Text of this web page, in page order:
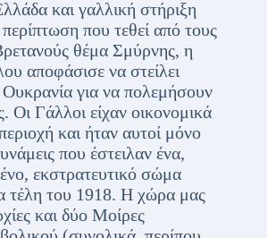
και γαλλική στήριξη
που τεθεί από τους
θέμα Σμύρνης, η
αποφάσισε να στείλει
για να πολεμήσουν
Οι Γάλλοι είχαν οικονομικά
και ήταν αυτοί μόνο
που έστειλαν ένα,
εκστρατευτικό σώμα
τέλη του 1918. Η χώρα μας
και δύο Μοίρες